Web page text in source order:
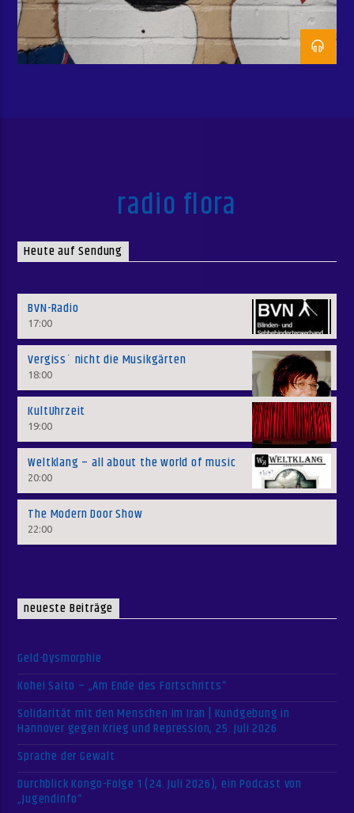
radio flora
Heute auf Sendung
BVN-Radio
17:00
Vergiss´ nicht die Musikgärten
18:00
KultUhrzeit
19:00
Weltklang – all about the world of music
20:00
The Modern Door Show
22:00
neueste Beiträge
Geld-Dysmorphie
Kohei Saito – „Am Ende des Fortschritts“
Solidarität mit den Menschen im Iran | Kundgebung in
Hannover gegen Krieg und Repression, 25. Juli 2026
Sprache der Gewalt
Durchblick Kongo-Folge 1 (24. Juli 2026), ein Podcast von
„Jugendinfo“